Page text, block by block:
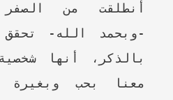
أنطلقت من الصفر
-وبحمد الله- تحقق
بالذكر، أنها
معنا بحب وبغيرة